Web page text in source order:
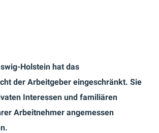
Holstein hat das
der Arbeitgeber eingeschränkt. Sie
Interessen und familiären
Arbeitnehmer angemessen